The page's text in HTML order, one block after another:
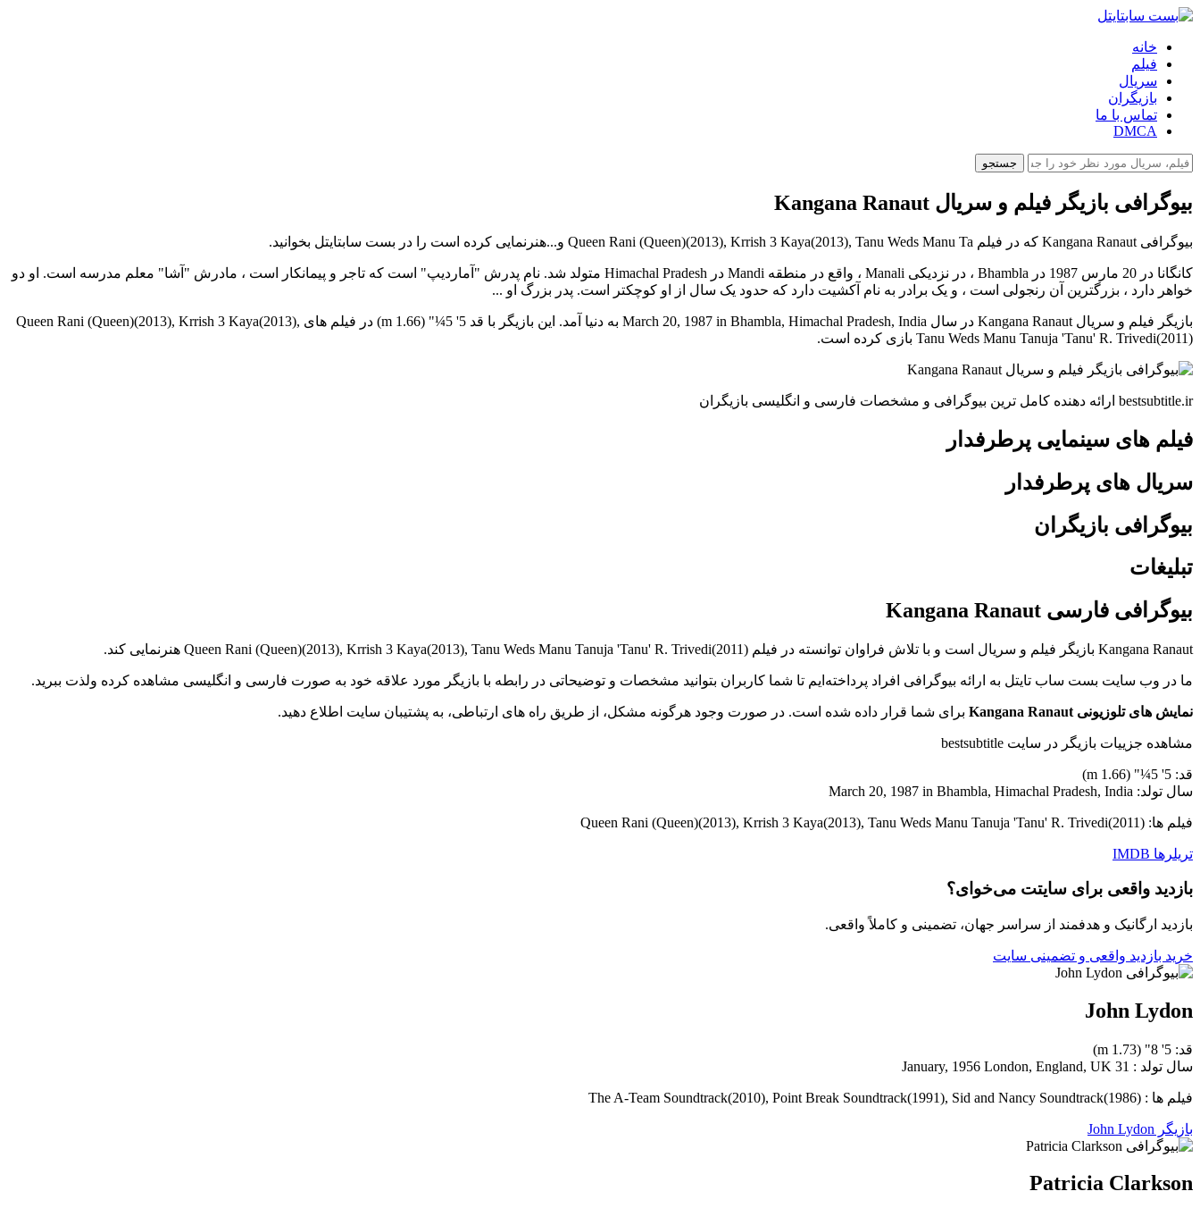
خانه
فیلم
سریال
بازیگران
تماس با ما
DMCA
جستجو
بیوگرافی بازیگر فیلم و سریال Kangana Ranaut
بیوگرافی Kangana Ranaut که در فیلم Queen Rani (Queen)(2013), Krrish 3 Kaya(2013), Tanu Weds Manu Ta و...هنرنمایی کرده است را در بست سابتایتل بخوانید.
کانگانا در 20 مارس 1987 در Bhambla ، در نزدیکی Manali ، واقع در منطقه Mandi در Himachal Pradesh متولد شد. نام پدرش "آماردیپ" است که تاجر و پیمانکار است ، مادرش "آشا" معلم مدرسه است. او دو
خواهر دارد ، بزرگترین آن رنجولی است ، و یک برادر به نام آکشیت دارد که حدود یک سال از او کوچکتر است. پدر بزرگ او ...
بازیگر فیلم و سریال Kangana Ranaut در سال March 20, 1987 in Bhambla, Himachal Pradesh, India به دنیا آمد. این بازیگر با قد 5' 5¼" (1.66 m) در فیلم های Queen Rani (Queen)(2013), Krrish 3 Kaya(2013),
Tanu Weds Manu Tanuja 'Tanu' R. Trivedi(2011) بازی کرده است.
bestsubtitle.ir ارائه دهنده کامل ترین بیوگرافی و مشخصات فارسی و انگلیسی بازیگران
فیلم های سینمایی پرطرفدار
سریال های پرطرفدار
بیوگرافی بازیگران
تبلیغات
بیوگرافی فارسی Kangana Ranaut
Kangana Ranaut بازیگر فیلم و سریال است و با تلاش فراوان توانسته در فیلم Queen Rani (Queen)(2013), Krrish 3 Kaya(2013), Tanu Weds Manu Tanuja 'Tanu' R. Trivedi(2011) هنرنمایی کند.
ما در وب سایت بست ساب تایتل به ارائه بیوگرافی افراد پرداخته‌ایم تا شما کاربران بتوانید مشخصات و توضیحاتی در رابطه با بازیگر مورد علاقه خود به صورت فارسی و انگلیسی مشاهده کرده ولذت ببرید.
نمایش های تلوزیونی Kangana Ranaut برای شما قرار داده شده است. در صورت وجود هرگونه مشکل، از طریق راه های ارتباطی، به پشتیبان سایت اطلاع دهید.
مشاهده جزییات بازیگر در سایت bestsubtitle
قد: 5' 5¼" (1.66 m)
سال تولد: March 20, 1987 in Bhambla, Himachal Pradesh, India
فیلم ها: Queen Rani (Queen)(2013), Krrish 3 Kaya(2013), Tanu Weds Manu Tanuja 'Tanu' R. Trivedi(2011)
تریلرها IMDB
بازدید واقعی برای سایتت می‌خوای؟
بازدید ارگانیک و هدفمند از سراسر جهان، تضمینی و کاملاً واقعی.
خرید بازدید واقعی و تضمینی سایت
John Lydon
قد: 5' 8" (1.73 m)
سال تولد : 31 January, 1956 London, England, UK
فیلم ها : The A-Team Soundtrack(2010), Point Break Soundtrack(1991), Sid and Nancy Soundtrack(1986)
بازیگر John Lydon
Patricia Clarkson